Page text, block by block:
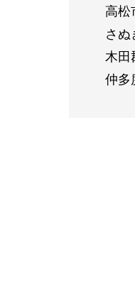
高松
さぬ
木田
仲多